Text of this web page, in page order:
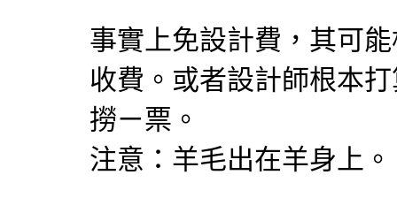
事實上免設計費，其可
收費。或者設計師根本
撈ㄧ票。
注意：羊毛出在羊身上。